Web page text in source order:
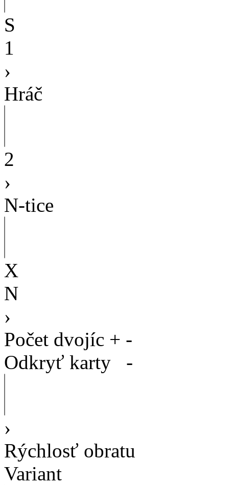
S
1
›
Hráč
2
›
N-tice
X
N
›
Počet dvojíc + -
Odkryť karty
-
›
Rýchlosť obratu
Variant